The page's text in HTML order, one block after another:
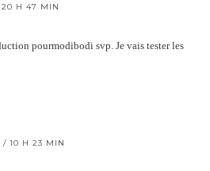
H 47 MIN
pourmodibodi svp. Je vais tester les
/ 10 H 23 MIN